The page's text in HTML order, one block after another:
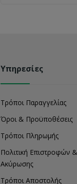
Υπηρεσίες
Τρόποι Παραγγελίας
Όροι & Προϋποθέσεις
Τρόποι Πληρωμής
Πολιτική Επιστροφών &
Ακύρωσης
Τρόποι Αποστολής